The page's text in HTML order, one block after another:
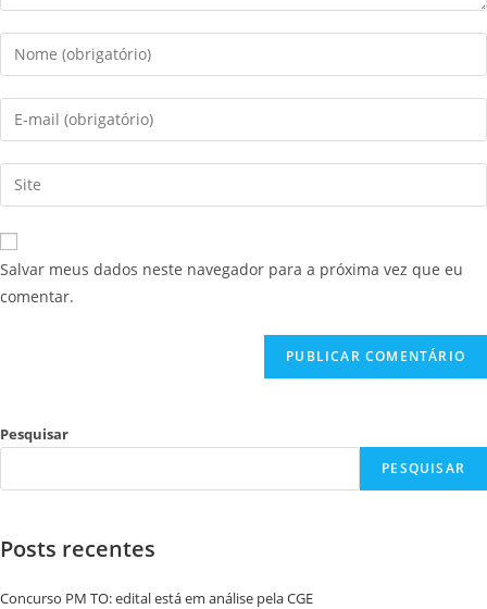
Salvar meus dados neste navegador para a próxima vez que eu
comentar.
Pesquisar
PESQUISAR
Posts recentes
Concurso PM TO: edital está em análise pela CGE